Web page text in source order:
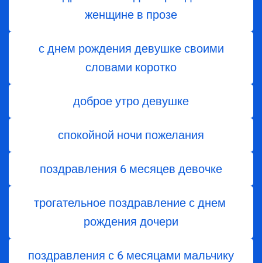
женщине в прозе
с днем рождения девушке своими
словами коротко
доброе утро девушке
спокойной ночи пожелания
поздравления 6 месяцев девочке
трогательное поздравление с днем ​​
рождения дочери
поздравления с 6 месяцами мальчику